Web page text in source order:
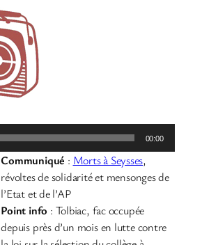
00:00
Communiqué : Morts à Seysses,
révoltes de solidarité et mensonges de
l’Etat et de l’AP
Point info : Tolbiac, fac occupée
depuis près d’un mois en lutte contre